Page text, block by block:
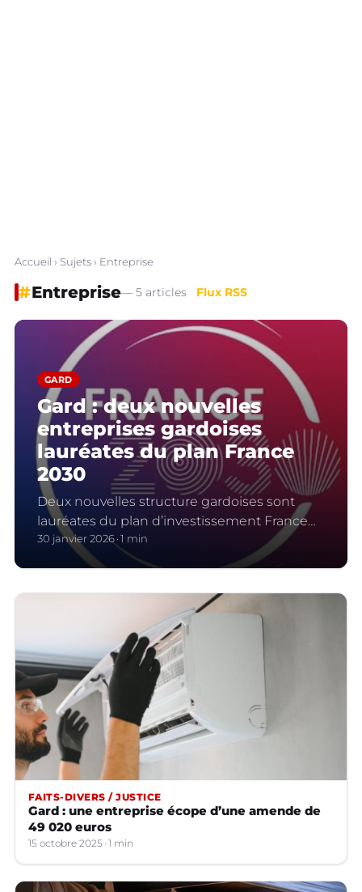
Accueil › Sujets› Entreprise
#Entreprise— 5 articles Flux RSS
GARD
Gard : deux nouvelles
entreprises gardoises
lauréates du plan France
2030
Deux nouvelles structure gardoises sont
lauréates du plan d’investissement France
2030.
30 janvier 2026 1 min
FAITS-DIVERS / JUSTICE
Gard : une entreprise écope d’une amende de
49 020 euros
15 octobre 2025 1 min